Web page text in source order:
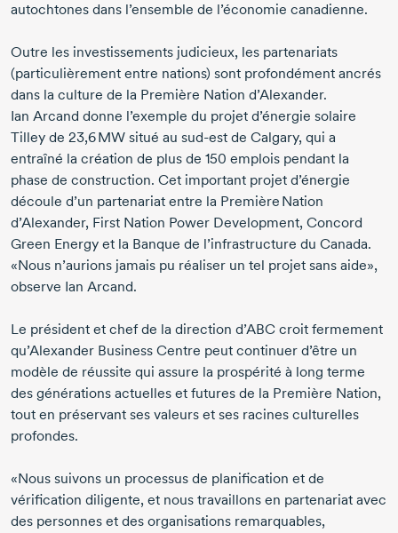
autochtones dans l’ensemble de l’économie canadienne.
Outre les investissements judicieux, les partenariats
(particulièrement entre nations) sont profondément ancrés
dans la culture de la Première Nation d’Alexander.
Ian Arcand donne l’exemple du projet d’énergie solaire
Tilley de 23,6 MW situé au sud-est de Calgary, qui a
entraîné la création de plus de 150 emplois pendant la
phase de construction. Cet important projet d’énergie
découle d’un partenariat entre la Première Nation
d’Alexander, First Nation Power Development, Concord
Green Energy et la Banque de l’infrastructure du Canada.
«Nous n’aurions jamais pu réaliser un tel projet sans aide»,
observe Ian Arcand.
Le président et chef de la direction d’ABC croit fermement
qu’Alexander Business Centre peut continuer d’être un
modèle de réussite qui assure la prospérité à long terme
des générations actuelles et futures de la Première Nation,
tout en préservant ses valeurs et ses racines culturelles
profondes.
«Nous suivons un processus de planification et de
vérification diligente, et nous travaillons en partenariat avec
des personnes et des organisations remarquables,